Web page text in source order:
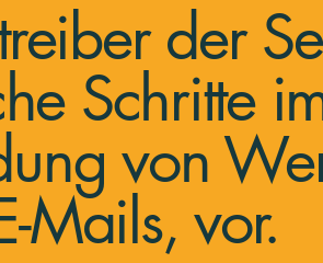
der
Schritte
von
Mails, vor.